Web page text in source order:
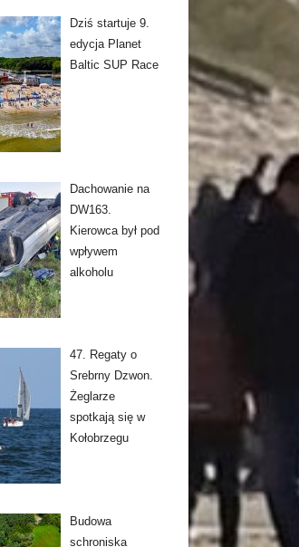
Dziś startuje 9.
edycja Planet
Baltic SUP Race
Dachowanie na
DW163.
Kierowca był pod
wpływem
alkoholu
47. Regaty o
Srebrny Dzwon.
Żeglarze
spotkają się w
Kołobrzegu
Budowa
schroniska